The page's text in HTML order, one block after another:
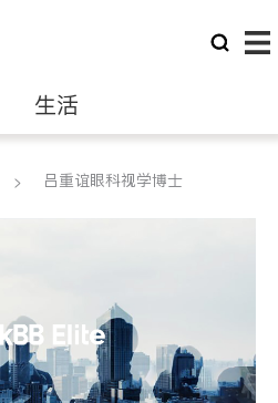
生活
律师
非盈利组织
吕重谊眼科视学博士